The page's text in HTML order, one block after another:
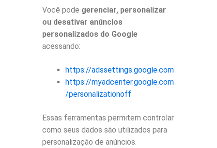
Você pode gerenciar, personalizar
ou desativar anúncios
personalizados do Google
acessando:
https://adssettings.google.com
https://myadcenter.google.com
/personalizationoff
Essas ferramentas permitem controlar
como seus dados são utilizados para
personalização de anúncios.